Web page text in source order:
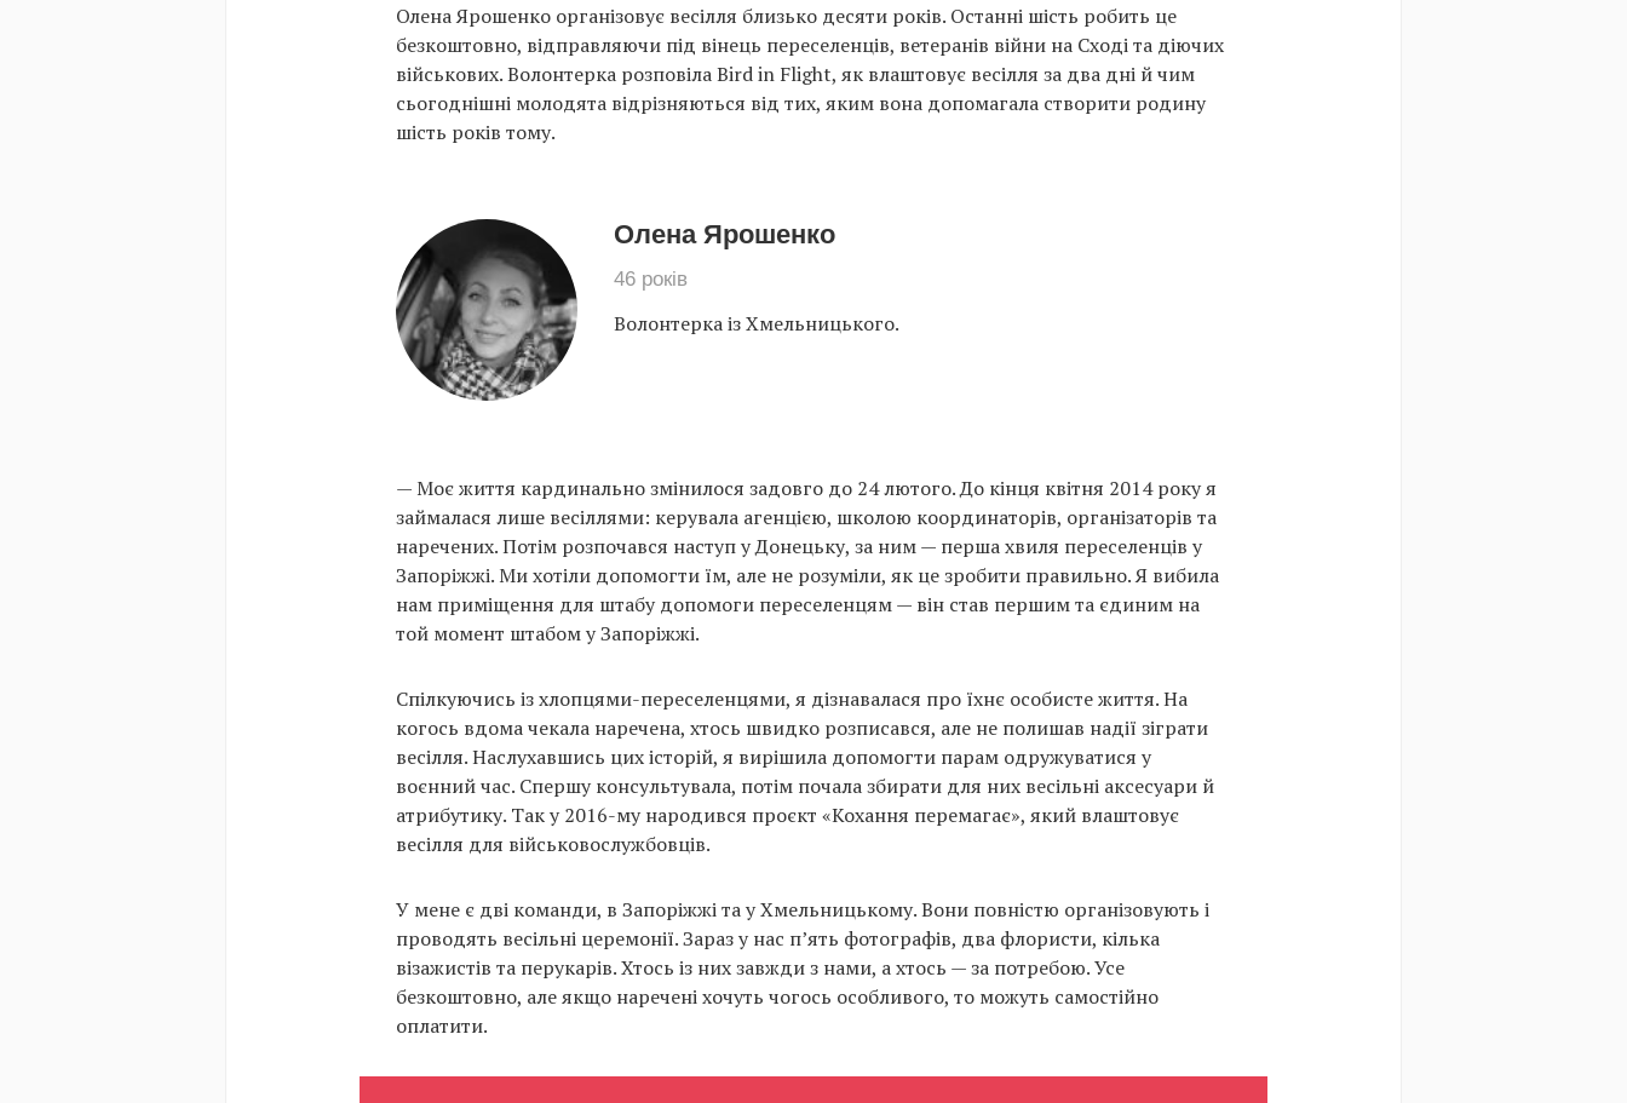
Олена Ярошенко організовує весілля близько десяти років. Останні шість робить це
безкоштовно, відправляючи під вінець переселенців, ветеранів війни на Сході та діючих
військових. Волонтерка розповіла Bird in Flight, як влаштовує весілля за два дні й чим
сьогоднішні молодята відрізняються від тих, яким вона допомагала створити родину
шість років тому.
Олена Ярошенко
46 років
Волонтерка із Хмельницького.
— Моє життя кардинально змінилося задовго до 24 лютого. До кінця квітня 2014 року я
займалася лише весіллями: керувала агенцією, школою координаторів, організаторів та
наречених. Потім розпочався наступ у Донецьку, за ним — перша хвиля переселенців у
Запоріжжі. Ми хотіли допомогти їм, але не розуміли, як це зробити правильно. Я вибила
нам приміщення для штабу допомоги переселенцям — він став першим та єдиним на
той момент штабом у Запоріжжі.
Спілкуючись із хлопцями-переселенцями, я дізнавалася про їхнє особисте життя. На
когось вдома чекала наречена, хтось швидко розписався, але не полишав надії зіграти
весілля. Наслухавшись цих історій, я вирішила допомогти парам одружуватися у
воєнний час. Спершу консультувала, потім почала збирати для них весільні аксесуари й
атрибутику. Так у 2016-му народився проєкт «Кохання перемагає», який влаштовує
весілля для військовослужбовців.
У мене є дві команди, в Запоріжжі та у Хмельницькому. Вони повністю організовують і
проводять весільні церемонії. Зараз у нас п’ять фотографів, два флористи, кілька
візажистів та перукарів. Хтось із них завжди з нами, а хтось — за потребою. Усе
безкоштовно, але якщо наречені хочуть чогось особливого, то можуть самостійно
оплатити.